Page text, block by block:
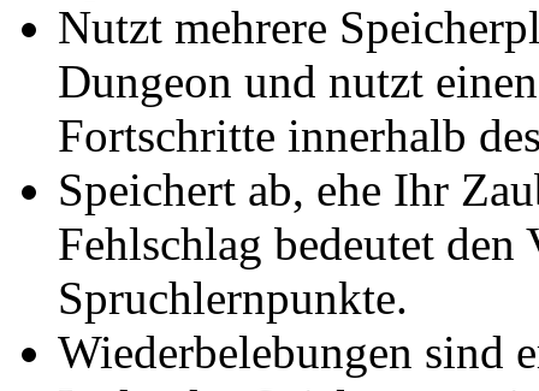
Nutzt mehrere
Dungeon und nutzt
Fortschritte innerhalb
Speichert ab, ehe Ihr
Fehlschlag bedeutet
Spruchlernpunkte.
Wiederbelebungen sind